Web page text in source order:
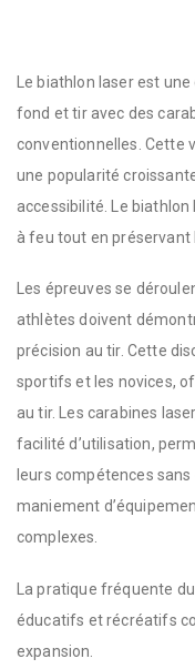
Le biathlon laser est
fond et tir avec des
conventionnelles. Cette
une popularité
accessibilité. Le
à feu tout en
Les épreuves se
athlètes doivent
précision au tir. Cette
sportifs et les novices,
au tir. Les carabines
facilité d’utilisation,
leurs compétences
maniement
complexes.
La pratique fréquente
éducatifs et récréatifs
expansion.